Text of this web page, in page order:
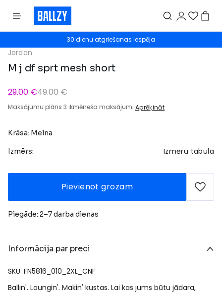
30 dienu atgriešanas iespēja
Jordan
M j df sprt mesh short
29.00 €49.00 €
Maksājumu plāns 3 ikmēneša maksājumi Aprēķināt
Krāsa: Melna
Izmērs: Izmēru tabula
Pievienot grozam
Piegāde: 2–7 darba dienas
Informācija par preci
SKU: FN5816_010_2XL_CNF
Ballin'. Loungin'. Makin' kustas. Lai kas jums būtu jādara,